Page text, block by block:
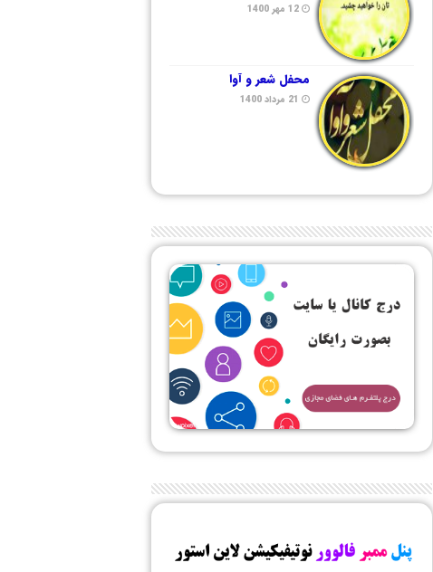
12 مهر 1400
محفل شعر و آوا
21 مرداد 1400